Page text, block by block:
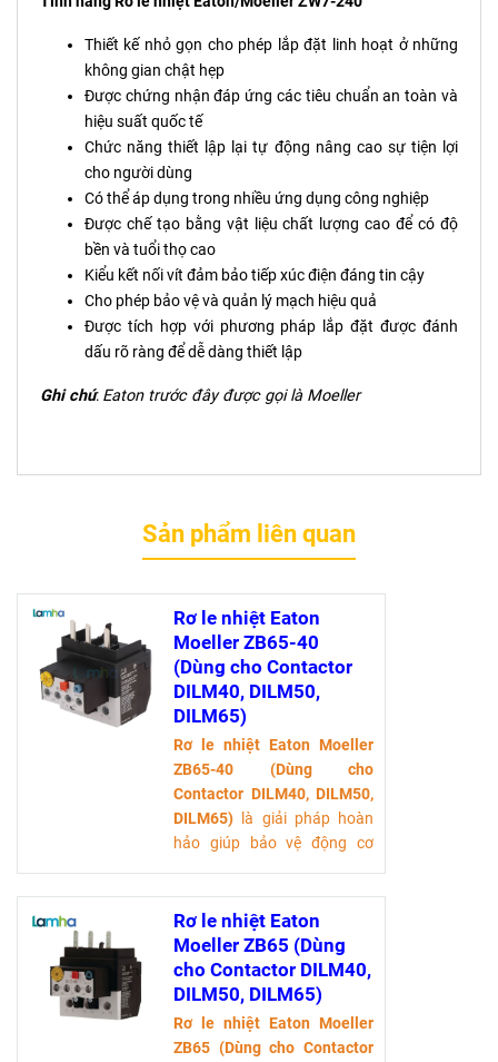
Thiết kế nhỏ gọn cho phép lắp đặt linh hoạt ở những
không gian chật hẹp
Được chứng nhận đáp ứng các tiêu chuẩn an toàn và
hiệu suất quốc tế
Chức năng thiết lập lại tự động nâng cao sự tiện lợi
cho người dùng
Có thể áp dụng trong nhiều ứng dụng công nghiệp
Được chế tạo bằng vật liệu chất lượng cao để có độ
bền và tuổi thọ cao
Kiểu kết nối vít đảm bảo tiếp xúc điện đáng tin cậy
Cho phép bảo vệ và quản lý mạch hiệu quả
Được tích hợp với phương pháp lắp đặt được đánh
dấu rõ ràng để dễ dàng thiết lập
Ghi chú: Eaton trước đây được gọi là Moeller
Sản phẩm liên quan
Rơ le nhiệt Eaton
Moeller ZB65-40
(Dùng cho Contactor
DILM40, DILM50,
DILM65)
Rơ le nhiệt Eaton Moeller
ZB65-40 (Dùng cho
Contactor DILM40, DILM50,
DILM65) là giải pháp hoàn
hảo giúp bảo vệ động cơ
thiết kế nhỏ gọn, tính năng
tự động ngắt điện và khả
năng hoạt động ổn định
trong nhiều môi trường, sản
phẩm này không chỉ tiết
kiệm chi phí mà còn nâng
cao hiệu suất làm việc.
Rơ le nhiệt Eaton
Moeller ZB65 (Dùng
cho Contactor DILM40,
DILM50, DILM65)
Rơ le nhiệt Eaton Moeller
ZB65 (Dùng cho Contactor